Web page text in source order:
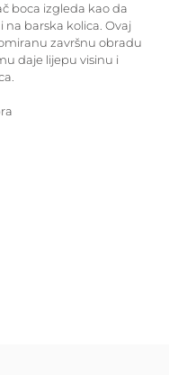
boca izgleda kao da
barska kolica. Ovaj
završnu obradu
daje lijepu visinu i